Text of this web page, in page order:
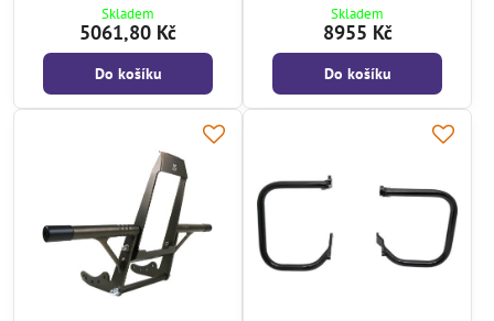
Skladem
5061,80 Kč
Do košíku
Skladem
8955 Kč
Do košíku